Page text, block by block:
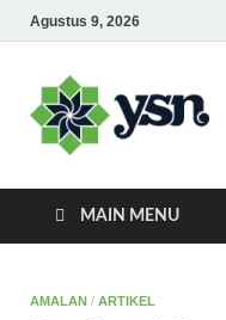
Agustus 9, 2026
MAIN MENU
AMALAN / ARTIKEL